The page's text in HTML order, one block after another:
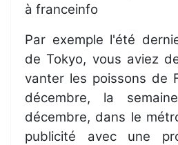
à franceinfo
Par exemple l'été
de Tokyo, vous aviez
vanter les poissons de
décembre, la
décembre, dans le
publicité avec une